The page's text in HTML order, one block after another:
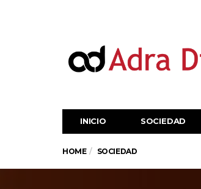
INICIO SOCIEDAD
HOME SOCIEDAD